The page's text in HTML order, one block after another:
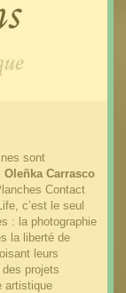
sont
Oleñka Carrasco
Contact
c’est le seul
: la photographie
la liberté de
leurs
projets
artistique